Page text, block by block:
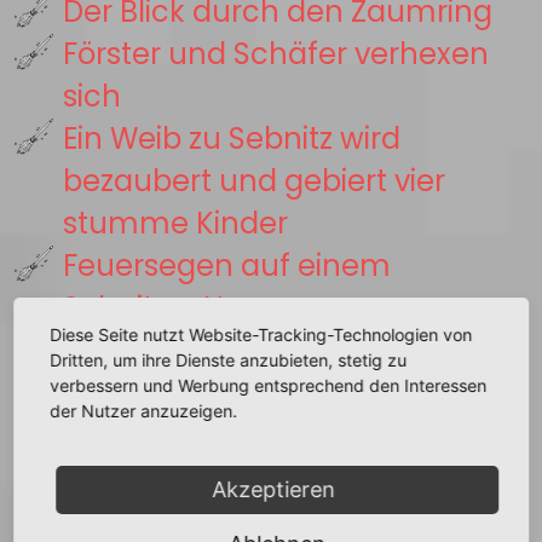
Der Blick durch den Zaumring
Förster und Schäfer verhexen
sich
Ein Weib zu Sebnitz wird
bezaubert und gebiert vier
stumme Kinder
Feuersegen auf einem
Sebnitzer Hause
Der Freischuß
Ein Bursche 'macht fest' und
wird dafür bestraft
Eine Zigeunerin spricht den
Feuersegen über Seeligstadt
Diese Seite nutzt Website-Tracking-Technologien von
Dritten, um ihre Dienste anzubieten, stetig zu
verbessern und Werbung entsprechend den Interessen
der Nutzer anzuzeigen.
Akzeptieren